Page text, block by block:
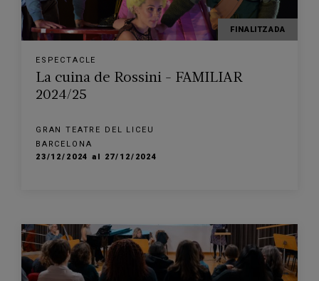
FINALITZADA
ESPECTACLE
La cuina de Rossini - FAMILIAR
2024/25
GRAN TEATRE DEL LICEU
BARCELONA
23/12/2024 al 27/12/2024